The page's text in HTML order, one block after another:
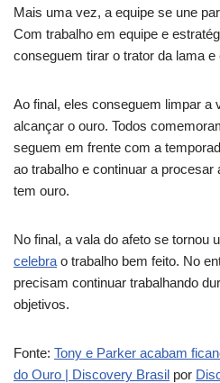
Mais uma vez, a equipe se une
Com trabalho em equipe e
conseguem tirar o trator da lama
Ao final, eles conseguem limpar a
alcançar o ouro. Todos
seguem em frente com a
ao trabalho e continuar a procesar
tem ouro.
No final, a vala do afeto se tornou
celebra o trabalho bem feito. No
precisam continuar trabalhando
objetivos.
Fonte: Tony e Parker acabam
do Ouro | Discovery Brasil por